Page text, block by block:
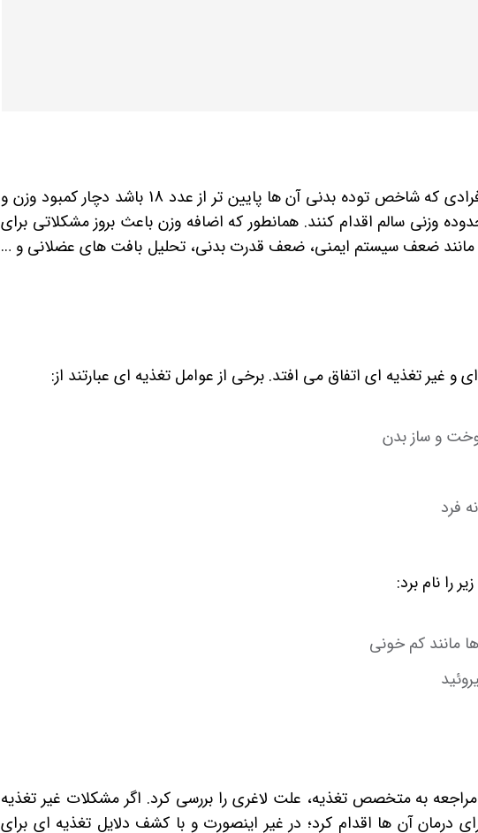
طبق تعریف سازمان بهداشت جهانی، افرادی که شاخص توده بدنی آن ها پایین تر از عدد 18 باشد دچار کمبود وزن و
وزنی سالم اقدام کنند. همانطور که اضافه وزن باعث بروز مشکلاتی برای
ضعف سیستم ایمنی، ضعف قدرت بدنی، تحلیل بافت های عضلانی و …
و غیر تغذیه ای اتفاق می افتد. برخی از عوامل تغذیه ای عبارتند از:
و ساز بدن
فرد
را نام برد:
مانند کم خونی
مراجعه به متخصص تغذیه، علت لاغری را بررسی کرد. اگر مشکلات غیر تغذیه
درمان آن ها اقدام کرد؛ در غیر اینصورت و با کشف دلایل تغذیه ای برای